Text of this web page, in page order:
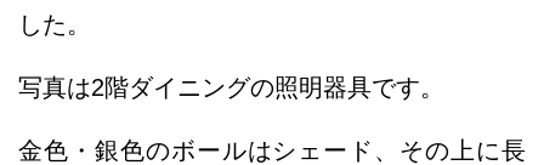
した。
写真は2階ダイニングの照明器具です。
金色・銀色のボールはシェード、その上に長